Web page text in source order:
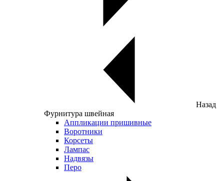
Назад
Фурнитура швейная
Аппликации пришивные
Воротники
Корсеты
Лампас
Надвязы
Перо